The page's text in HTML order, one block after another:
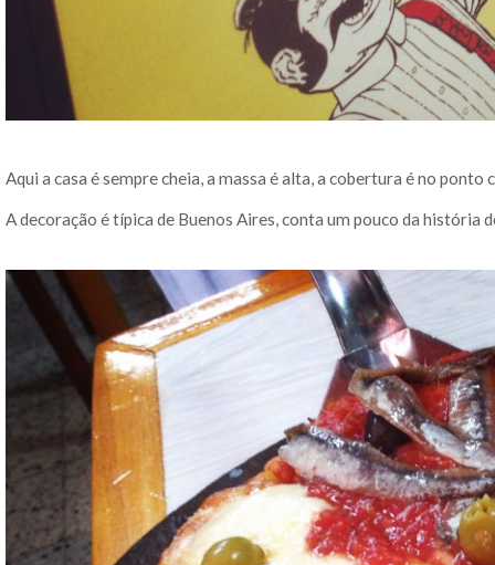
Aqui a casa é sempre cheia, a massa é alta, a cobertura é no
A decoração é típica de Buenos Aires, conta um pouco da